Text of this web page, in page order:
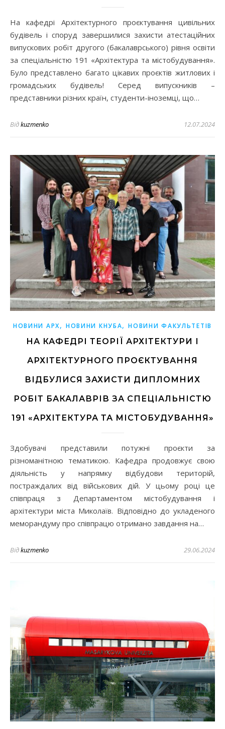
На кафедрі Архітектурного проєктування цивільних
будівель і споруд завершилися захисти атестаційних
випускових робіт другого (бакалаврського) рівня освіти
за спеціальністю 191 «Архітектура та містобудування».
Було представлено багато цікавих проєктів житлових і
громадських будівель! Серед випускників –
представники різних країн, студенти-іноземці, що…
Відkuzmenko 12.07.2024
НОВИНИ АРХ, НОВИНИ КНУБА,НОВИНИ ФАКУЛЬТЕТІВ
НА КАФЕДРІ ТЕОРІЇ АРХІТЕКТУРИ І
АРХІТЕКТУРНОГО ПРОЄКТУВАННЯ
ВІДБУЛИСЯ ЗАХИСТИ ДИПЛОМНИХ
РОБІТ БАКАЛАВРІВ ЗА СПЕЦІАЛЬНІСТЮ
191 «АРХІТЕКТУРА ТА МІСТОБУДУВАННЯ»
Здобувачі представили потужні проєкти за
різноманітною тематикою. Кафедра продовжує свою
діяльність у напрямку відбудови територій,
постраждалих від військових дій. У цьому році це
співпраця з Департаментом містобудування і
архітектури міста Миколаїв. Відповідно до укладеного
меморандуму про співпрацю отримано завдання на…
Відkuzmenko 29.06.2024